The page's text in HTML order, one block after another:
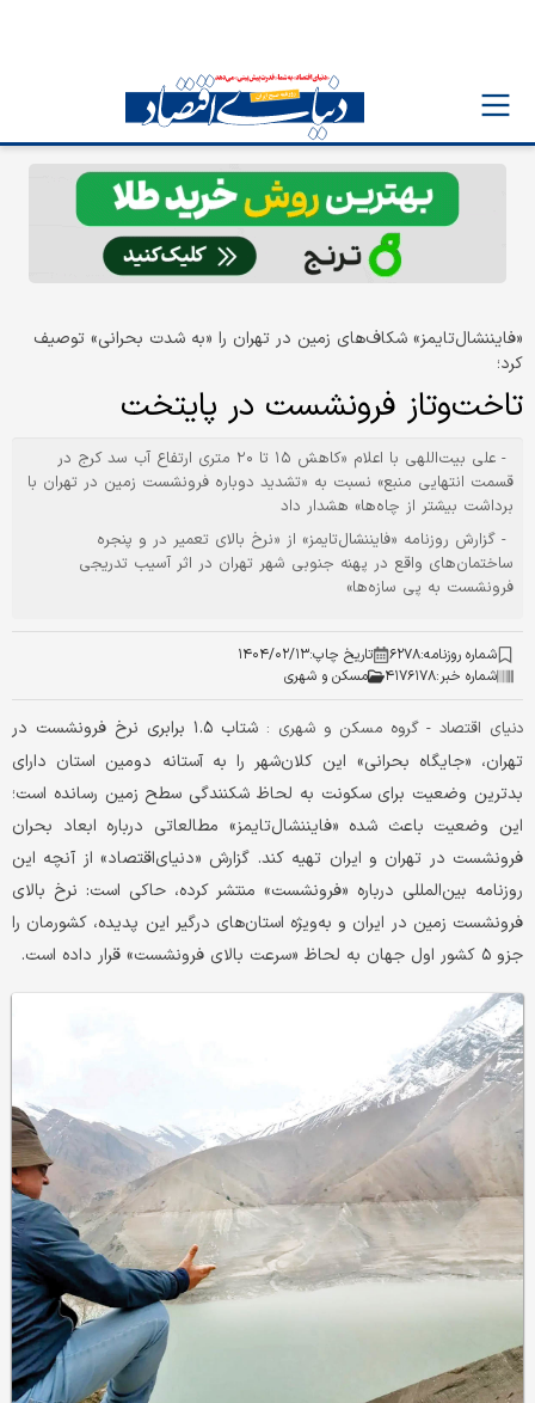
«فایننشال‏‌تایمز» شکاف‏‌های زمین در تهران را «به شدت بحرانی» توصیف
کرد؛
تاخت‏‌وتاز فرونشست در پایتخت
- علی بیت‌‌اللهی با اعلام «کاهش ۱۵ تا ۲۰ متری ارتفاع آب سد کرج در
قسمت انتهایی منبع» نسبت به «تشدید دوباره فرونشست زمین در تهران با
برداشت بیشتر از چاه‌‌ها» هشدار داد
- گزارش روزنامه «فایننشال‌‌تایمز» از «نرخ بالای تعمیر در و پنجره
ساختمان‌‌های واقع در پهنه جنوبی شهر تهران در اثر آسیب تدریجی
فرونشست به پی سازه‌‌ها»
شماره روزنامه:۶۲۷۸ تاریخ چاپ:۱۴۰۴/۰۲/۱۳
شماره خبر:۴۱۷۶۱۷۸ مسکن و شهری
دنیای اقتصاد - گروه مسکن و شهری :
شتاب ۱.۵ برابری نرخ فرونشست در
تهران، «جایگاه بحرانی» این کلان‌شهر را به آستانه دومین استان دارای
‌‌بدترین وضعیت برای سکونت به لحاظ شکنندگی سطح زمین رسانده است؛
این وضعیت باعث شده «فایننشال‌‌تایمز» مطالعاتی درباره ابعاد بحران
فرونشست در تهران و ایران تهیه کند. گزارش «دنیای‌اقتصاد» از آنچه این
روزنامه بین‌المللی درباره «فرونشست» منتشر کرده، حاکی است: نرخ بالای
فرونشست زمین در ایران و به‌ویژه استان‌‌های درگیر این پدیده، کشورمان را
جزو ۵ کشور اول جهان به لحاظ «سرعت بالای فرونشست» قرار داده است.